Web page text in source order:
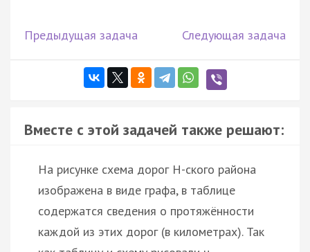
Предыдущая задача Следующая задача
Вместе с этой задачей также решают:
На рисунке схема дорог Н-ского района
изображена в виде графа, в таблице
содержатся сведения о протяжённости
каждой из этих дорог (в километрах). Так